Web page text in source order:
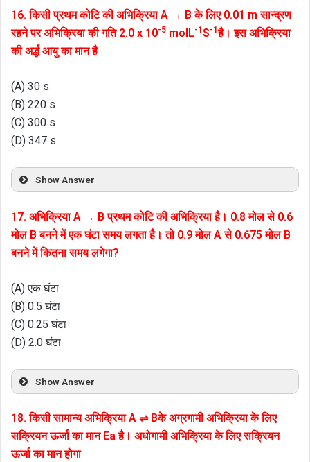
16. किसी प्रथम कोटि की अभिक्रिया A → B के लिए 0.01 m सान्द्रण
रहने पर अभिक्रिया की गति 2.0 x 10-5 molL-1 S-1है। इस अभिक्रिया
की अर्द्ध आयु का मान है
(A) 30 s
(B) 220 s
(C) 300 s
(D) 347 s
Show Answer
17. अभिक्रिया A → B प्रथम कोटि की अभिक्रिया है। 0.8 मोल से 0.6
मोल B बनने में एक घंटा समय लगता है। तो 0.9 मोल A से 0.675 मोल B
बनने में कितना समय लगेगा?
(A) एक घंटा
(B) 0.5 घंटा
(C) 0.25 घंटा
(D) 2.0 घंटा
Show Answer
18. किसी सामान्य अभिक्रिया A ⇌ Bके अग्रगामी अभिक्रिया के लिए
सक्रियन ऊर्जा का मान Ea है। अधोगामी अभिक्रिया के लिए सक्रियन
ऊर्जा का मान होगा